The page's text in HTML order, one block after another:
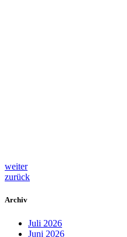
weiter
zurück
Archiv
Juli 2026
Juni 2026